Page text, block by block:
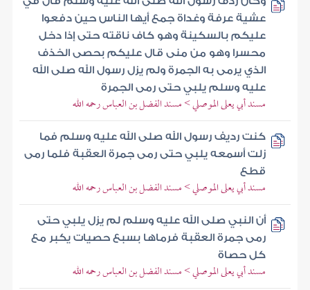
عشية عرفة وغداة جمع أيها الناس حين دفعوا
عليكم بالسكينة وهو كاف ناقته حتى إذا دخل
محسرا وهو من منى قال عليكم بحصى الخذف
الذي يرمى به الجمرة ولم يزل رسول الله صلى الله
عليه وسلم يلبي حتى رمى الجمرة
مسند أبي يعلى الموصلي > مسند الفضل بن العباس رحمه الله
كنت رديف رسول الله صلى الله عليه وسلم فما
زلت أسمعه يلبي حتى رمى جمرة العقبة فلما رمى
قطع
مسند أبي يعلى الموصلي > مسند الفضل بن العباس رحمه الله
أن النبي صلى الله عليه وسلم لم يزل يلبي حتى
رمى جمرة العقبة فرماها بسبع حصيات يكبر مع
كل حصاة
مسند أبي يعلى الموصلي > مسند الفضل بن العباس رحمه الله